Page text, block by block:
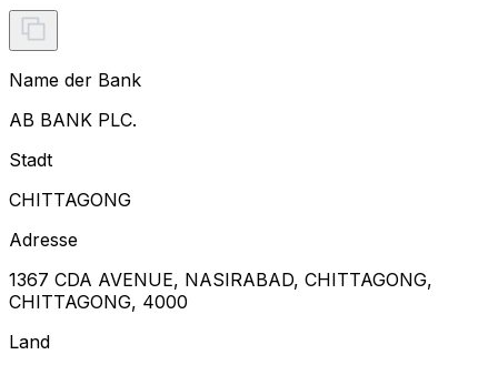
Name der Bank
AB BANK PLC.
Stadt
CHITTAGONG
Adresse
1367 CDA AVENUE, NASIRABAD, CHITTAGONG,
CHITTAGONG, 4000
Land